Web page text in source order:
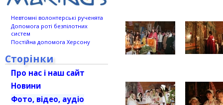
Невтомні волонтерські рученята
Допомога роті безпілотних
систем
Постійна допомога Херсону
Сторінки
Про нас і наш сайт
Новини
Фото, відео, аудіо